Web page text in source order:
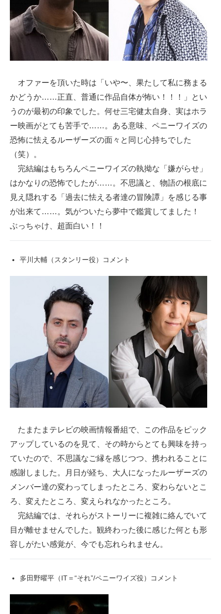
オファーを頂いた時は「いや〜、果たして私に務まる
かどうか……正直、普通に作品自体が怖い！！！」とい
うのが最初の印象でした。何せ三宅健太自身、実はホラ
ー映画がとても苦手で……。ある意味、ペニーワイズの
恐怖に怯えるルーザーズの面々と同じ心持ちでした
（笑）。
完結編はもちろんペニーワイズの執拗な「嫌がらせ」
はかなりの恐怖でしたが……。不思議と、物語の根底に
見え隠れする「過去に怯える者達の冒険譚」を感じる事
が出来て……。気がついたら夢中で鑑賞してました！
ぶっちゃけ、超面白い！！
平川大輔（スタンリー役）コメント
たまたまテレビの映画情報番組で、この作品をピック
アップしているのを見て、その時からとても興味を持っ
ていたので、不思議なご縁を感じつつ、携われることに
感謝しました。月日が経ち、大人になったルーザーズの
メンバー達の変わってしまったところ、変わらないとこ
ろ、変えたところ、変えられなかったところ。
完結編では、それらがストーリーに複雑に絡んでいて
目が離せませんでした。観終わった後に感じた何とも形
容しがたい感覚が、今でも忘れられません。
多田野曜平（IT＝“それ”/ペニーワイズ役）コメント